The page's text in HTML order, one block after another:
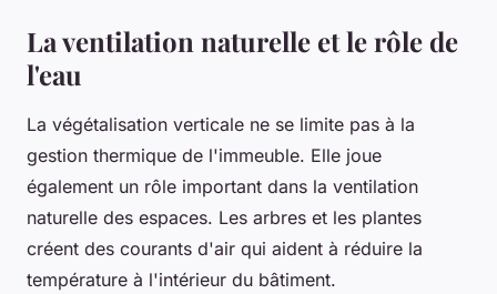
La ventilation naturelle et le rôle de
l'eau
La végétalisation verticale ne se limite pas à la
gestion thermique de l'immeuble. Elle joue
également un rôle important dans la ventilation
naturelle des espaces. Les arbres et les plantes
créent des courants d'air qui aident à réduire la
température à l'intérieur du bâtiment.